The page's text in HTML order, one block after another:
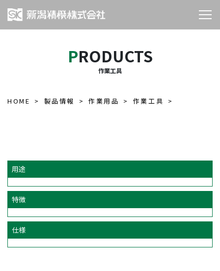
PRODUCTS
作業工具
HOME 製品情報 作業用品 作業工具
用途
特徴
仕様